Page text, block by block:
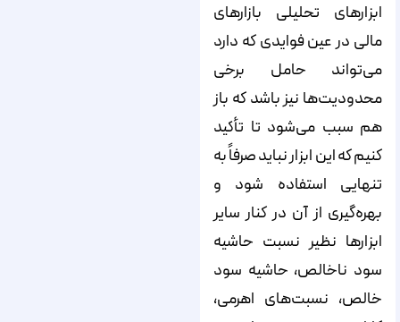
ابزارهای تحلیلی بازارهای
مالی در عین فوایدی که دارد
می‌تواند حامل برخی
محدودیت‌ها نیز باشد که باز
هم سبب می‌شود تا تأکید
کنیم که این ابزار نباید صرفاً به
‌تنهایی استفاده شود و
بهره‌گیری از آن در کنار سایر
ابزارها نظیر نسبت حاشیه
سود ناخالص، حاشیه سود
خالص، نسبت‌های اهرمی،